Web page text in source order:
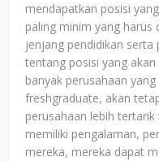
mendapatkan posisi
paling minim yang harus
jenjang pendidikan serta
tentang posisi yang
banyak perusahaan
freshgraduate, akan
perusahaan lebih
memiliki pengalaman,
mereka, mereka dapat